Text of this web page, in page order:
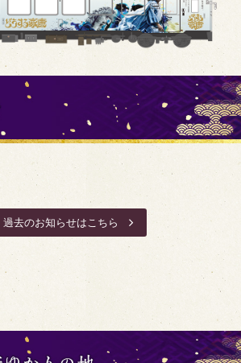
過去のお知らせはこちら